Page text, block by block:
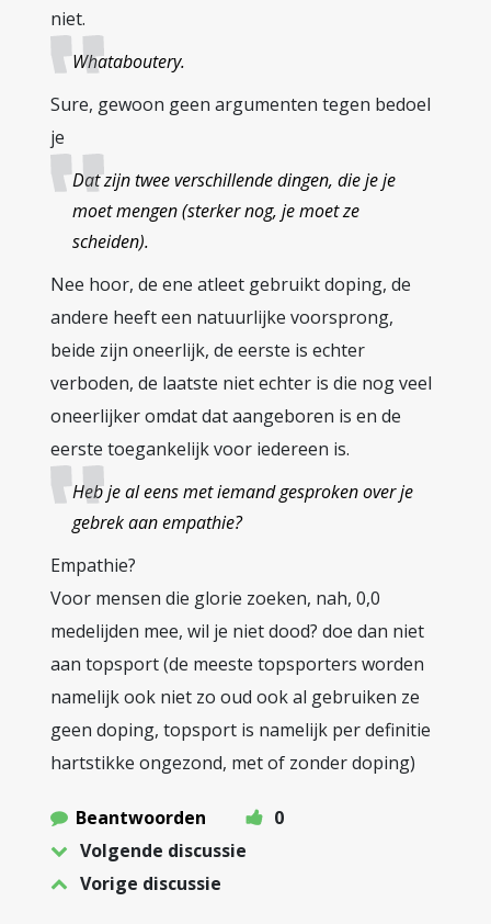
niet.
Whataboutery.
Sure, gewoon geen argumenten tegen bedoel
je
Dat zijn twee verschillende dingen, die je je
moet mengen (sterker nog, je moet ze
scheiden).
Nee hoor, de ene atleet gebruikt doping, de
andere heeft een natuurlijke voorsprong,
beide zijn oneerlijk, de eerste is echter
verboden, de laatste niet echter is die nog veel
oneerlijker omdat dat aangeboren is en de
eerste toegankelijk voor iedereen is.
Heb je al eens met iemand gesproken over je
gebrek aan empathie?
Empathie?
Voor mensen die glorie zoeken, nah, 0,0
medelijden mee, wil je niet dood? doe dan niet
aan topsport (de meeste topsporters worden
namelijk ook niet zo oud ook al gebruiken ze
geen doping, topsport is namelijk per definitie
hartstikke ongezond, met of zonder doping)
Beantwoorden
0
Volgende discussie
Vorige discussie